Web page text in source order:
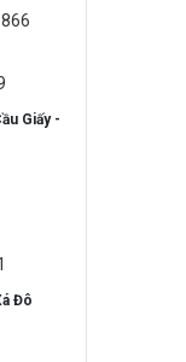
Giấy -
Đô